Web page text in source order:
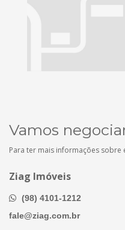
Vamos
Para ter mais informações
Ziag Imóveis
(98) 4101-1212
fale@ziag.com.br